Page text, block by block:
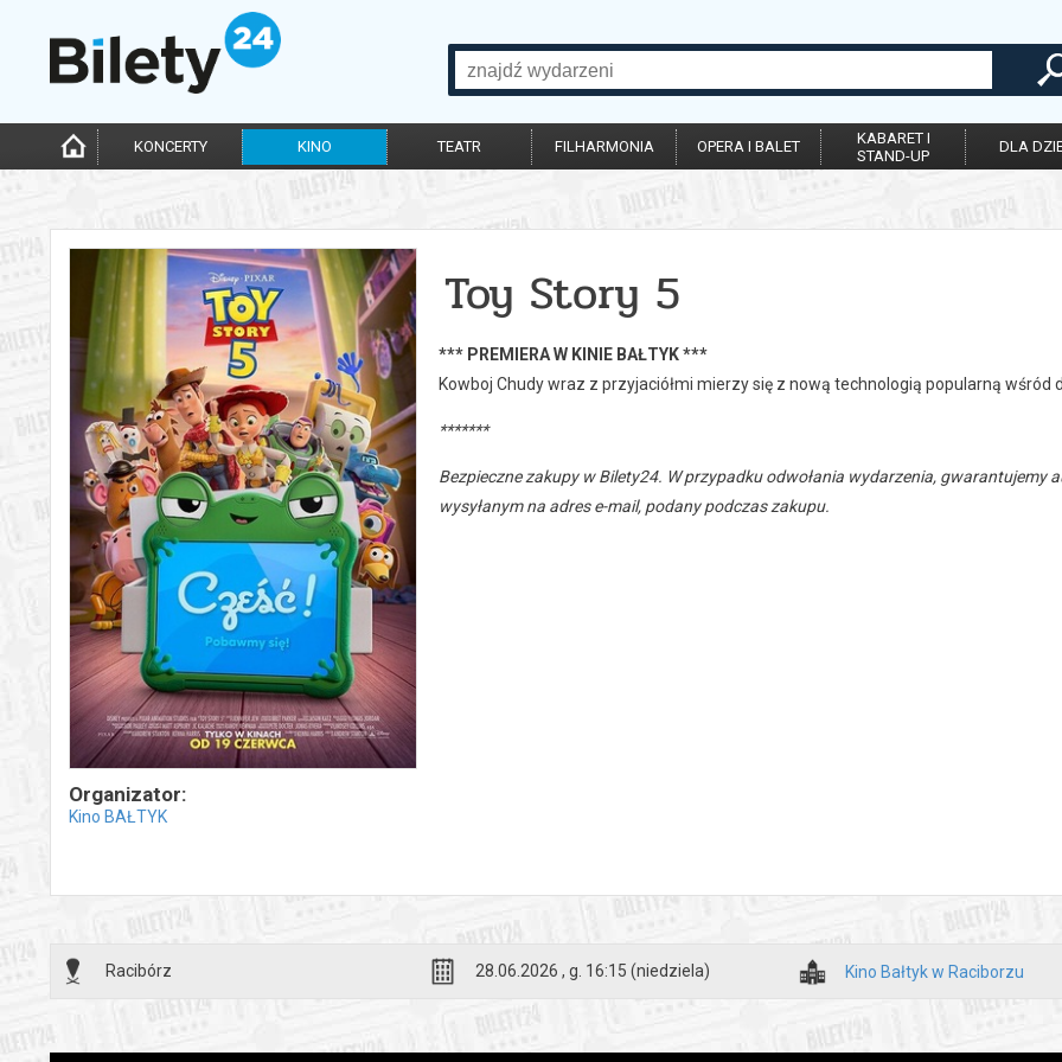
KONCERTY KINO TEATR FILHARMONIA OPERA I BALET
KABARET I
STAND-UP
DLA
Organizator:
Kino BAŁTYK
Toy Story 5
*** PREMIERA W KINIE BAŁTYK ***
Kowboj Chudy wraz z przyjaciółmi mierzy się z nową technologią popularną wśród
*******
Bezpieczne zakupy w Bilety24. W przypadku odwołania wydarzenia,
wysyłanym na adres e-mail, podany podczas zakupu.
Racibórz 28.06.2026 , g. 16:15 (niedziela) Kino Bałtyk w Raciborzu